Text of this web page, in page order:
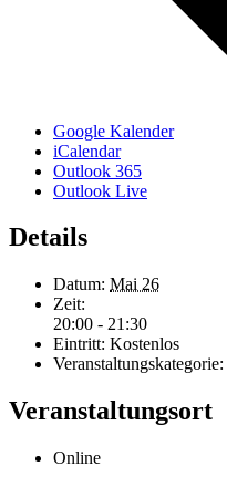
Google Kalender
iCalendar
Outlook 365
Outlook Live
Details
Datum: Mai 26
Zeit:
20:00 - 21:30
Eintritt: Kostenlos
Veranstaltungskategorie:
Veranstaltungsort
Online